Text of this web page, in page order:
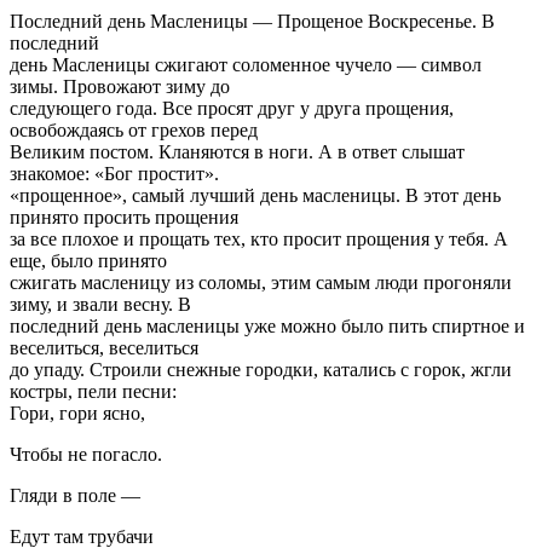
Последний день Масленицы — Прощеное Воскресенье. В
последний
день Масленицы сжигают соломенное чучело — символ
зимы. Провожают зиму до
следующего года. Все просят друг у друга прощения,
освобождаясь от грехов перед
Великим постом. Кланяются в ноги. А в ответ слышат
знакомое: «Бог простит».
«прощенное», самый лучший день масленицы. В этот день
принято просить прощения
за все плохое и прощать тех, кто просит прощения у тебя. А
еще, было принято
сжигать масленицу из соломы, этим самым люди прогоняли
зиму, и звали весну. В
последний день масленицы уже можно было пить спиртное и
веселиться, веселиться
до упаду. Строили снежные городки, катались с горок, жгли
костры, пели песни:
Гори, гори ясно,
Чтобы не погасло.
Гляди в поле —
Едут там трубачи